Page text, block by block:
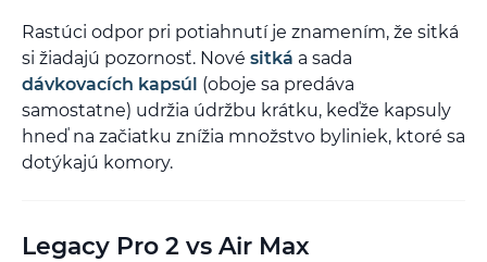
Rastúci odpor pri potiahnutí je znamením, že sitká
si žiadajú pozornosť. Nové sitká a sada
dávkovacích kapsúl (oboje sa predáva
samostatne) udržia údržbu krátku, keďže kapsuly
hneď na začiatku znížia množstvo byliniek, ktoré sa
dotýkajú komory.
Legacy Pro 2 vs Air Max